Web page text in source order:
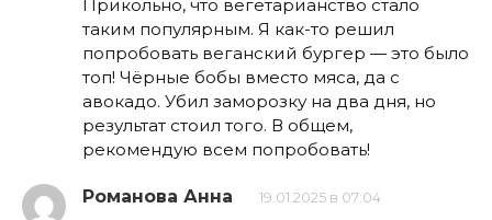
Прикольно, что вегетарианство стало
таким популярным. Я как-то решил
попробовать веганский бургер — это было
топ! Чёрные бобы вместо мяса, да с
авокадо. Убил заморозку на два дня, но
результат стоил того. В общем,
рекомендую всем попробовать!
Романова Анна 19.01.2025 в 07:04